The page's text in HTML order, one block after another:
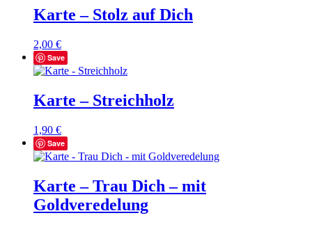
Karte – Stolz auf Dich
2,00 €
Save
Karte – Streichholz
1,90 €
Save
Karte – Trau Dich – mit
Goldveredelung